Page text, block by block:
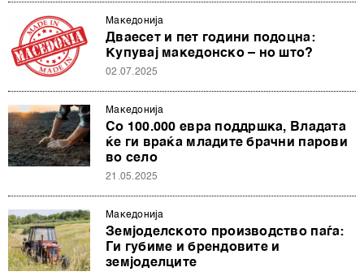
Македонија
Дваесет и пет години подоцна:
Купувај македонско – но што?
02.07.2025
Македонија
Со 100.000 евра поддршка, Владата
ќе ги враќа младите брачни парови
во село
21.05.2025
Македонија
Земјоделското производство паѓа:
Ги губиме и брендовите и
земјоделците